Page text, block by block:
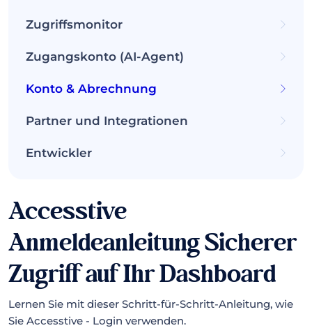
Zugriffsmonitor
Zugangskonto (AI-Agent)
Konto & Abrechnung
Partner und Integrationen
Entwickler
Accesstive
Anmeldeanleitung Sicherer
Zugriff auf Ihr Dashboard
Lernen Sie mit dieser Schritt-für-Schritt-Anleitung, wie
Sie Accesstive - Login verwenden.